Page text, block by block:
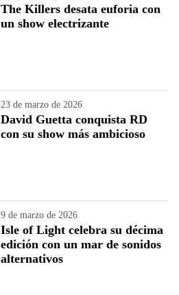
The Killers desata euforia con
un show electrizante
23 de marzo de 2026
David Guetta conquista RD
con su show más ambicioso
9 de marzo de 2026
Isle of Light celebra su décima
edición con un mar de sonidos
alternativos